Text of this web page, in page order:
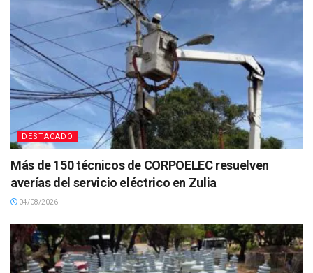
DESTACADO
Más de 150 técnicos de CORPOELEC resuelven
averías del servicio eléctrico en Zulia
04/08/2026